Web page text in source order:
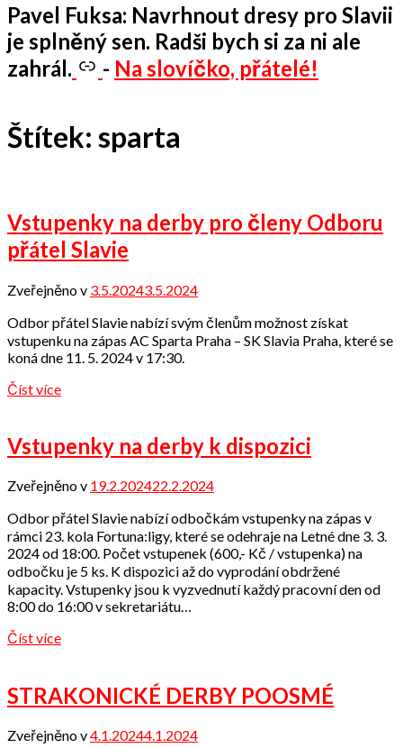
Pavel Fuksa: Navrhnout dresy pro Slavii
je splněný sen. Radši bych si za ni ale
zahrál.
- Na slovíčko, přátelé!
Štítek: sparta
Vstupenky na derby pro členy Odboru
přátel Slavie
Zveřejněno v 3.5.20243.5.2024
přátel
Odbor přátel Slavie nabízí svým členům možnost získat
vstupenku na zápas AC Sparta Praha – SK Slavia Praha, které se
koná dne 11. 5. 2024 v 17:30.
Číst více
Vstupenky na derby k dispozici
Zveřejněno v 19.2.202422.2.2024
přátel
Odbor přátel Slavie nabízí odbočkám vstupenky na zápas v
rámci 23. kola Fortuna:ligy, které se odehraje na Letné dne 3. 3.
2024 od 18:00. Počet vstupenek (600,- Kč / vstupenka) na
odbočku je 5 ks. K dispozici až do vyprodání obdržené
kapacity. Vstupenky jsou k vyzvednutí každý pracovní den od
8:00 do 16:00 v sekretariátu…
Číst více
STRAKONICKÉ DERBY POOSMÉ
Zveřejněno v4.1.20244.1.2024